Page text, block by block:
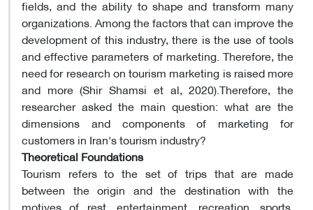
fields, and the ability to shape and transform many
organizations. Among the factors that can improve the
development of this industry, there is the use of tools
and effective parameters of marketing. Therefore, the
need for research on tourism marketing is raised more
and more (Shir Shamsi et al, 2020).Therefore, the
researcher asked the main question: what are the
dimensions and components of marketing for
customers in Iran's tourism industry?
Theoretical Foundations
Tourism refers to the set of trips that are made
between the origin and the destination with the
motives of rest, entertainment, recreation, sports,